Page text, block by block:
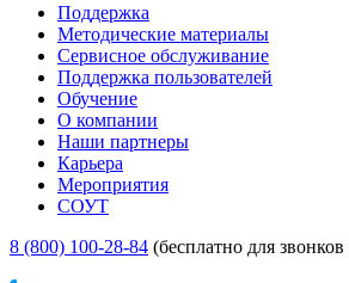
Поддержка
Методические материалы
Сервисное обслуживание
Поддержка пользователей
Обучение
О компании
Наши партнеры
Карьера
Мероприятия
СОУТ
8 (800) 100-28-84 (бесплатно для